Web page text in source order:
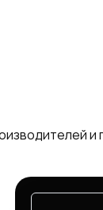
и